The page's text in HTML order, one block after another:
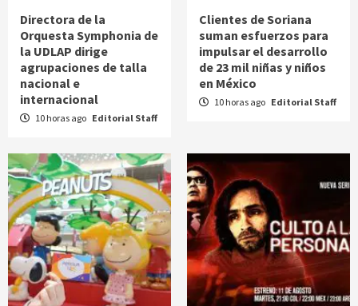
Directora de la
Orquesta Symphonia de
la UDLAP dirige
agrupaciones de talla
nacional e
internacional
10 horas ago Editorial Staff
Clientes de Soriana
suman esfuerzos para
impulsar el desarrollo
de 23 mil niñas y niños
en México
10 horas ago Editorial Staff